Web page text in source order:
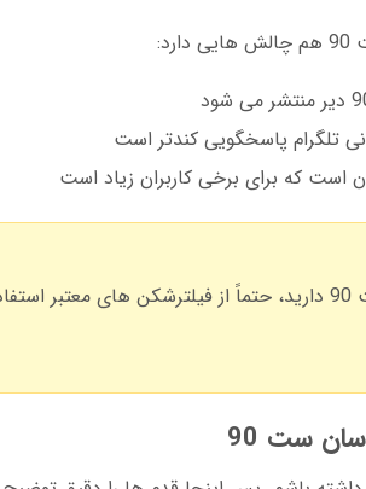
تلگرام پاسخگویی کندتر است
اگر مشکل ورود به سایت سان ست 90 دارید، حتماً از
ست 90